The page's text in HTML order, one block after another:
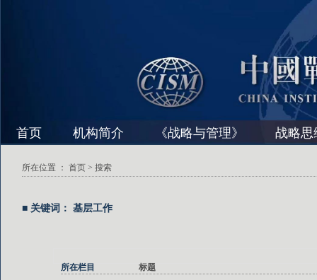
首页 机构简介 《战略与管理》 战略思
所在位置 ： 首页 > 搜索
■ 关键词： 基层工作
所在栏目
标题